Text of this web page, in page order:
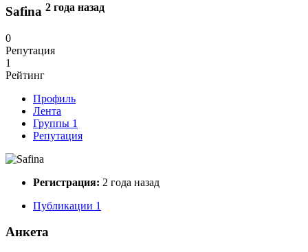
Safina 2 года назад
0
Репутация
1
Рейтинг
Профиль
Лента
Группы 1
Репутация
Регистрация: 2 года назад
Публикации 1
Анкета